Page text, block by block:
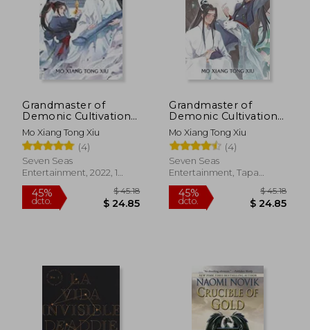
45%
dcto. $ 41.71
40%
dcto.
Grandmaster of
Demonic Cultivation:
Mo dao zu shi (Novel)
Vol. 2 (en Inglés)
Mo Xiang Tong Xiu
(4)
Seven Seas
Entertainment, 2022, 1
Edición, Tapa Blanda,
Nuevo
Grandmaster of
Demonic Cultivation:
Mo dao zu shi (Novel)
Vol. 4 (en Inglés)
Mo Xiang Tong Xiu
(4)
Seven Seas
Entertainment, Tapa
Blanda, Nuevo